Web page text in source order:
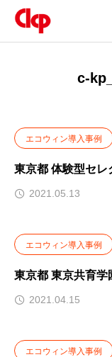
c-
エコウィン導入事例
東京都 体験型セレ
2021.05.13
エコウィン導入事例
東京都 東京共育
2021.04.15
エコウィン導入事例